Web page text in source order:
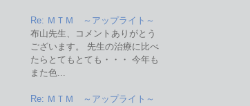
Re: ＭＴＭ ～アップライト～
布山先生、コメントありがとう
ございます。 先生の治療に比べ
たらとてもとても・・・ 今年も
また色...
Re: ＭＴＭ ～アップライト～